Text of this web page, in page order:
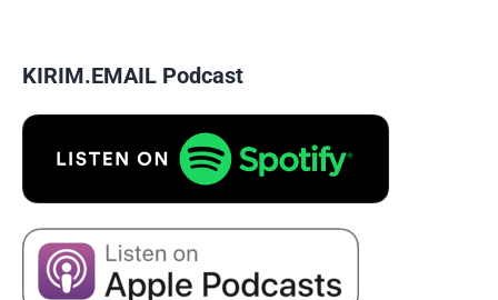
KIRIM.EMAIL Podcast